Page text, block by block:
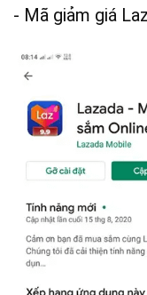
- Mã giảm giá